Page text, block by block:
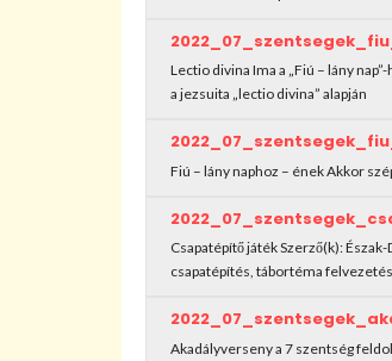
Lectio divina Ima a „Fiú – lány
a jezsuita „lectio divina” alapján
Fiú – lány naphoz – ének Akkor
Csapatépítő játék Szerző(k):
csapatépítés, tábortéma felvezetés
Akadályverseny a 7 szentség